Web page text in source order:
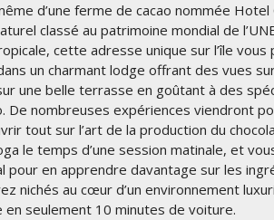
d’une ferme de cacao nommée Hotel
classé au patrimoine mondial de
cette adresse unique sur l’île
un charmant lodge offrant des vues
une belle terrasse en goûtant à des
De nombreuses expériences viendront
tout sur l’art de la production du
le temps d’une session matinale, et
pour en apprendre davantage sur les
nichés au cœur d’un environnement
seulement 10 minutes de voiture.